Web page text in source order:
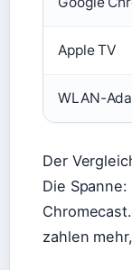
Apple TV
WLAN-
Der
Die
zahlen